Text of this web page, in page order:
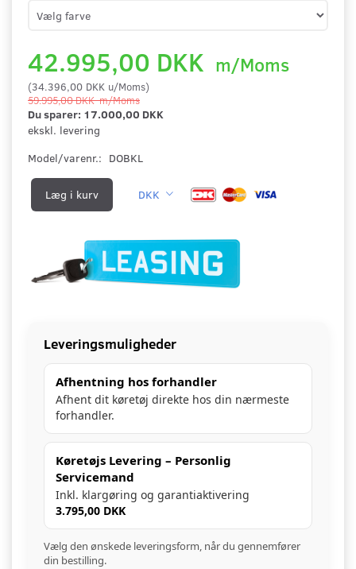
42.995,00 DKK m/Moms
(34.396,00 DKK u/Moms)
59.995,00 DKKm/Moms
Du sparer: 17.000,00 DKK
ekskl. levering
Model/varenr.: DOBKL
Læg i kurv DKK
Leveringsmuligheder
Afhentning hos forhandler
Afhent dit køretøj direkte hos din nærmeste
forhandler.
Køretøjs Levering – Personlig
Servicemand
Inkl. klargøring og garantiaktivering
3.795,00 DKK
Vælg den ønskede leveringsform, når du gennemfører
din bestilling.